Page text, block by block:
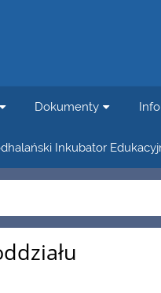
Dokumenty
Inkubator